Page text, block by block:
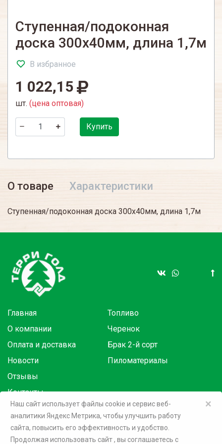
Ступенная/подоконная
доска 300х40мм, длина 1,7м
В избранное
1 022,15
шт. (цена оптовая)
Купить
О товаре Характеристики
Ступенная/подоконная доска 300х40мм, длина 1,7м
Главная
О компании
Оплата и доставка
Новости
Отзывы
Контакты
Топливо
Черенок
Брак 2-й сорт
Пиломатериалы
Товары в розницу на маркетплейсах:
×
Наш сайт использует файлы cookie и сервис веб-
аналитики Яндекс Метрика, чтобы улучшить работу
сайта, повысить его эффективность и удобство.
Продолжая использовать сайт, вы соглашаетесь c